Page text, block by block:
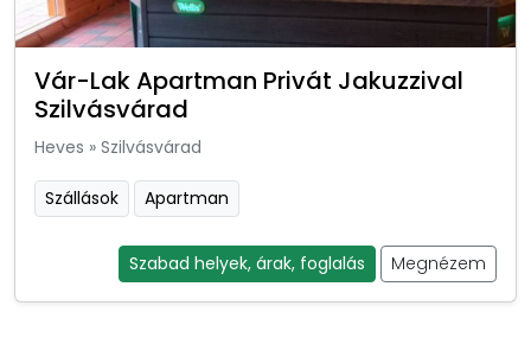
Vár-Lak Apartman Privát Jakuzzival
Szilvásvárad
Heves » Szilvásvárad
Szállások Apartman
Szabad helyek, árak, foglalás Megnézem